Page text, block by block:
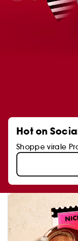
Hot on
Shoppe virale